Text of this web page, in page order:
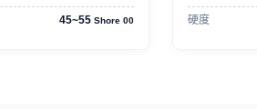
45~55Shore 00 硬度